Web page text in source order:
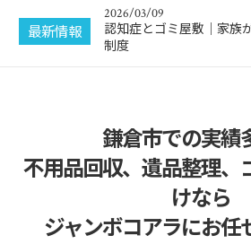
最新情報
2026/03/09
認知症とゴミ屋敷｜家族
制度
2026/02/04
生活保護受給者が亡くな
する？
2026/01/23
故人が遺した車の遺品整
2026/03/16
鎌倉市での実績
不用品回収、遺品整理、
けなら
ジャンボコアラにお任